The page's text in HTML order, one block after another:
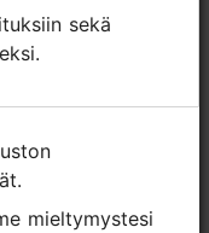
sekä
sekä